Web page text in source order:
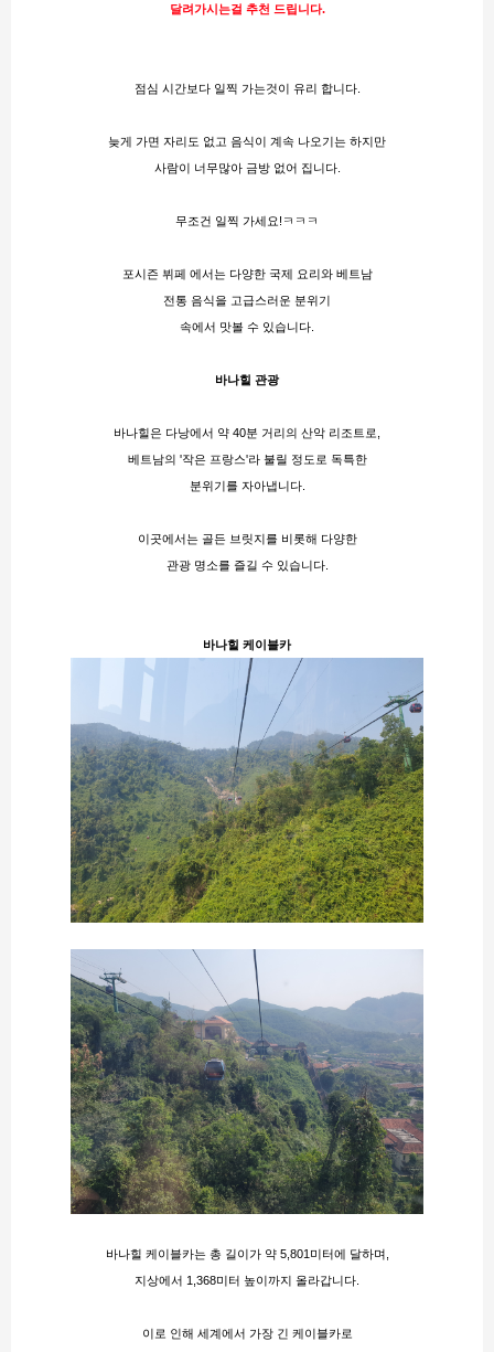
달려가시는걸 추천 드립니다.
점심 시간보다 일찍 가는것이 유리 합니다.
늦게 가면 자리도 없고 음식이 계속 나오기는 하지만
사람이 너무많아 금방 없어 집니다.
무조건 일찍 가세요!ㅋㅋㅋ
포시즌 뷔페 에서는 다양한 국제 요리와 베트남
전통 음식을 고급스러운 분위기
속에서 맛볼 수 있습니다.
바나힐 관광
바나힐은 다낭에서 약 40분 거리의 산악 리조트로,
베트남의 '작은 프랑스'라 불릴 정도로 독특한
분위기를 자아냅니다.
이곳에서는 골든 브릿지를 비롯해 다양한
관광 명소를 즐길 수 있습니다​.
바나힐 케이블카
바나힐 케이블카는 총 길이가 약 5,801미터에 달하며,
지상에서 1,368미터 높이까지 올라갑니다.
이로 인해 세계에서 가장 긴 케이블카로